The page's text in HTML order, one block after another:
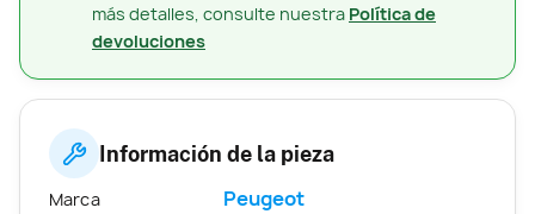
más detalles, consulte nuestra Política de
devoluciones
Información de la pieza
Marca Peugeot